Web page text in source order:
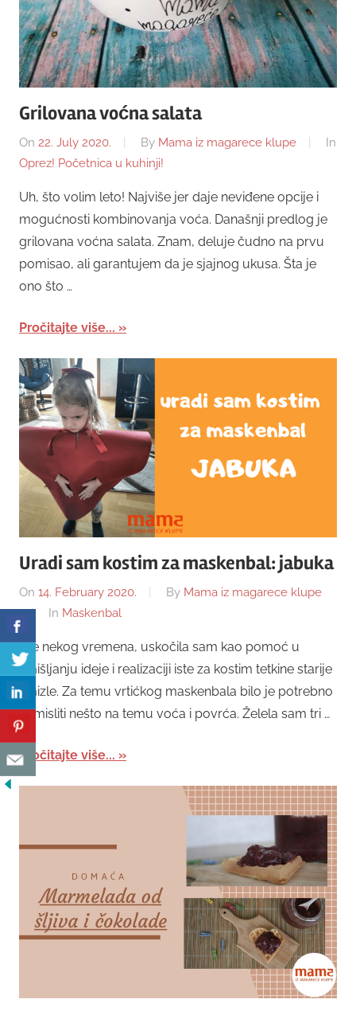
Grilovana voćna salata
On 22. July 2020. By Mama iz magarece klupe
In
Oprez! Početnica u kuhinji!
Uh, što volim leto! Najviše jer daje neviđene opcije i
mogućnosti kombinovanja voća. Današnji predlog je
grilovana voćna salata. Znam, deluje čudno na prvu
pomisao, ali garantujem da je sjajnog ukusa. Šta je
ono što …
Pročitajte više...
Uradi sam kostim za maskenbal: jabuka
On 14. February 2020. By Mama iz magarece klupe
In Maskenbal
Pre nekog vremena, uskočila sam kao pomoć u
smišljanju ideje i realizaciji iste za kostim tetkine starije
šmizle. Za temu vrtićkog maskenbala bilo je potrebno
osmisliti nešto na temu voća i povrća. Želela sam tri …
Pročitajte više...